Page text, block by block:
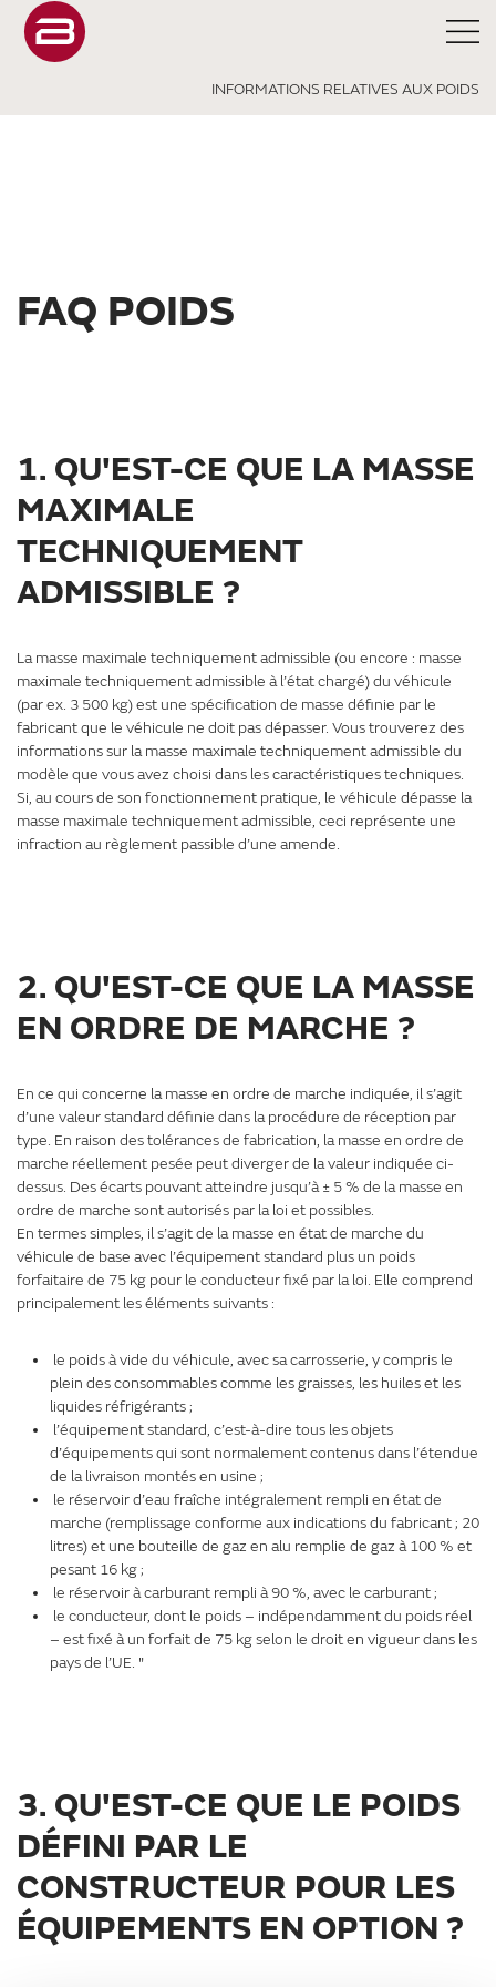
INFORMATIONS RELATIVES AUX POIDS
FAQ POIDS
1. QU'EST-CE QUE LA MASSE
MAXIMALE
TECHNIQUEMENT
ADMISSIBLE ?
La masse maximale techniquement admissible (ou encore : masse
maximale techniquement admissible à l’état chargé) du véhicule
(par ex. 3 500 kg) est une spécification de masse définie par le
fabricant que le véhicule ne doit pas dépasser. Vous trouverez des
informations sur la masse maximale techniquement admissible du
modèle que vous avez choisi dans les caractéristiques techniques.
Si, au cours de son fonctionnement pratique, le véhicule dépasse la
masse maximale techniquement admissible, ceci représente une
infraction au règlement passible d’une amende.
2. QU'EST-CE QUE LA MASSE
EN ORDRE DE MARCHE ?
En ce qui concerne la masse en ordre de marche indiquée, il s’agit
d’une valeur standard définie dans la procédure de réception par
type. En raison des tolérances de fabrication, la masse en ordre de
marche réellement pesée peut diverger de la valeur indiquée ci-
dessus. Des écarts pouvant atteindre jusqu’à ± 5 % de la masse en
ordre de marche sont autorisés par la loi et possibles.
En termes simples, il s’agit de la masse en état de marche du
véhicule de base avec l’équipement standard plus un poids
forfaitaire de 75 kg pour le conducteur fixé par la loi. Elle comprend
principalement les éléments suivants :
le poids à vide du véhicule, avec sa carrosserie, y compris le
plein des consommables comme les graisses, les huiles et les
liquides réfrigérants ;
l’équipement standard, c’est-à-dire tous les objets
d’équipements qui sont normalement contenus dans l’étendue
de la livraison montés en usine ;
le réservoir d’eau fraîche intégralement rempli en état de
marche (remplissage conforme aux indications du fabricant ; 20
litres) et une bouteille de gaz en alu remplie de gaz à 100 % et
pesant 16 kg ;
le réservoir à carburant rempli à 90 %, avec le carburant ;
le conducteur, dont le poids – indépendamment du poids réel
– est fixé à un forfait de 75 kg selon le droit en vigueur dans les
pays de l’UE. "
3. QU'EST-CE QUE LE POIDS
DÉFINI PAR LE
CONSTRUCTEUR POUR LES
ÉQUIPEMENTS EN OPTION ?